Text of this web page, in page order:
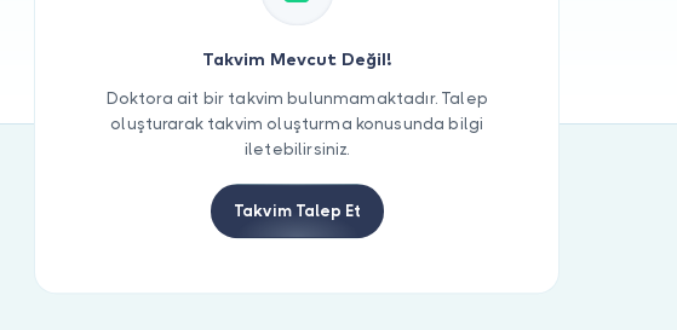
Takvim Mevcut Değil!
Doktora ait bir takvim bulunmamaktadır. Talep
oluşturarak takvim oluşturma konusunda bilgi
iletebilirsiniz.
Takvim Talep Et